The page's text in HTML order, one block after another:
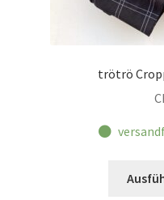
trötrö